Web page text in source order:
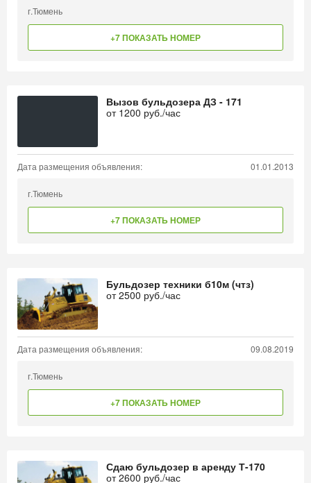
г.Тюмень
+7 ПОКАЗАТЬ НОМЕР
Вызов бульдозера ДЗ - 171
от 1200 руб./час
Дата размещения объявления: 01.01.2013
г.Тюмень
+7 ПОКАЗАТЬ НОМЕР
Бульдозер техники б10м (чтз)
от2500 руб./час
Дата размещения объявления: 09.08.2019
г.Тюмень
+7 ПОКАЗАТЬ НОМЕР
Сдаю бульдозер в аренду Т-170
от2600 руб./час